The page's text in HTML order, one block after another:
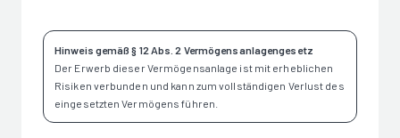
Hinweis gemäß § 12 Abs. 2 Vermögensanlagengesetz
Der Erwerb dieser Vermögensanlage ist mit erheblichen
Risiken verbunden und kann zum vollständigen Verlust des
eingesetzten Vermögens führen.